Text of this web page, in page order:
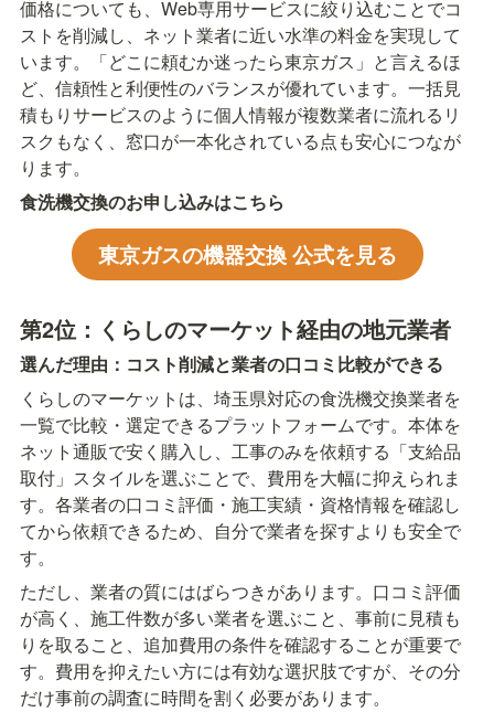
価格についても、Web専用サービスに絞り込むことでコ
ストを削減し、ネット業者に近い水準の料金を実現して
います。「どこに頼むか迷ったら東京ガス」と言えるほ
ど、信頼性と利便性のバランスが優れています。一括見
積もりサービスのように個人情報が複数業者に流れるリ
スクもなく、窓口が一本化されている点も安心につなが
ります。
食洗機交換のお申し込みはこちら
東京ガスの機器交換 公式を見る
第2位：くらしのマーケット経由の地元業者
選んだ理由：コスト削減と業者の口コミ比較ができる
くらしのマーケットは、埼玉県対応の食洗機交換業者を
一覧で比較・選定できるプラットフォームです。本体を
ネット通販で安く購入し、工事のみを依頼する「支給品
取付」スタイルを選ぶことで、費用を大幅に抑えられま
す。各業者の口コミ評価・施工実績・資格情報を確認し
てから依頼できるため、自分で業者を探すよりも安全で
す。
ただし、業者の質にはばらつきがあります。口コミ評価
が高く、施工件数が多い業者を選ぶこと、事前に見積も
りを取ること、追加費用の条件を確認することが重要で
す。費用を抑えたい方には有効な選択肢ですが、その分
だけ事前の調査に時間を割く必要があります。